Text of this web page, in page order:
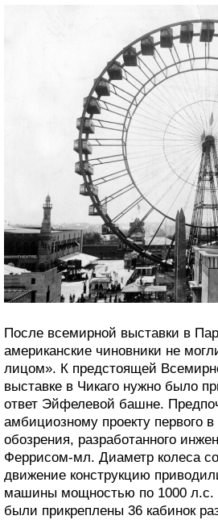
После всемирной выставки в
американские чиновники не
лицом». К предстоящей
выставке в Чикаго нужно было
ответ Эйфелевой башне.
амбициозному проекту первого
обозрения, разработанного
Феррисом-мл. Диаметр колеса
движение конструкцию
машины мощностью по 1000 л.с.
были прикреплены 36 кабинок